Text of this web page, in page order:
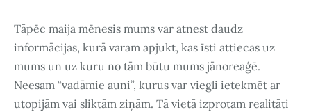
Tāpēc maija mēnesis mums var atnest daudz
informācijas, kurā varam apjukt, kas īsti attiecas uz
mums un uz kuru no tām būtu mums jānoreaģē.
Neesam “vadāmie auni”, kurus var viegli ietekmēt ar
utopijām vai sliktām ziņām. Tā vietā izprotam realitāti